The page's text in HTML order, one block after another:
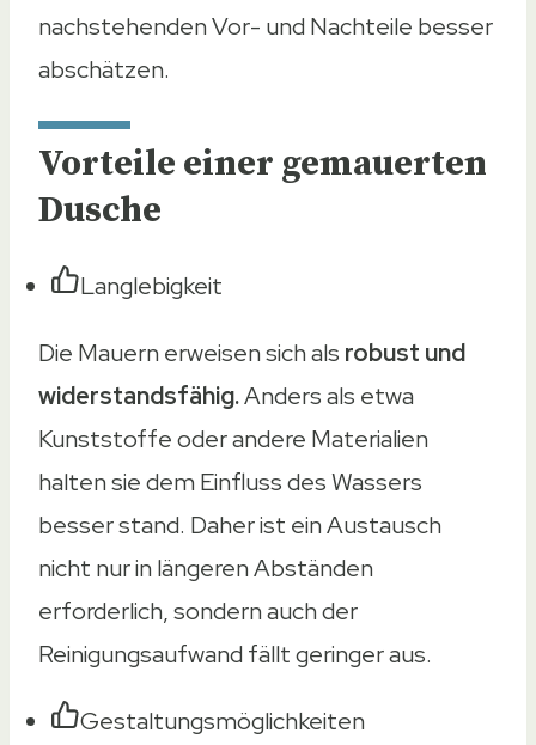
nachstehenden Vor- und Nachteile besser
abschätzen.
Vorteile einer gemauerten
Dusche
Langlebigkeit
Die Mauern erweisen sich als robust und
widerstandsfähig.Anders als etwa
Kunststoffe oder andere Materialien
halten sie dem Einfluss des Wassers
besser stand. Daher ist ein Austausch
nicht nur in längeren Abständen
erforderlich, sondern auch der
Reinigungsaufwand fällt geringer aus.
Gestaltungsmöglichkeiten